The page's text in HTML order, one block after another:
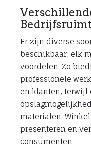
Er zijn diverse
beschikbaar, elk
voordelen. Zo
professionele
en klanten, terwijl
materialen.
presenteren en
consumenten.